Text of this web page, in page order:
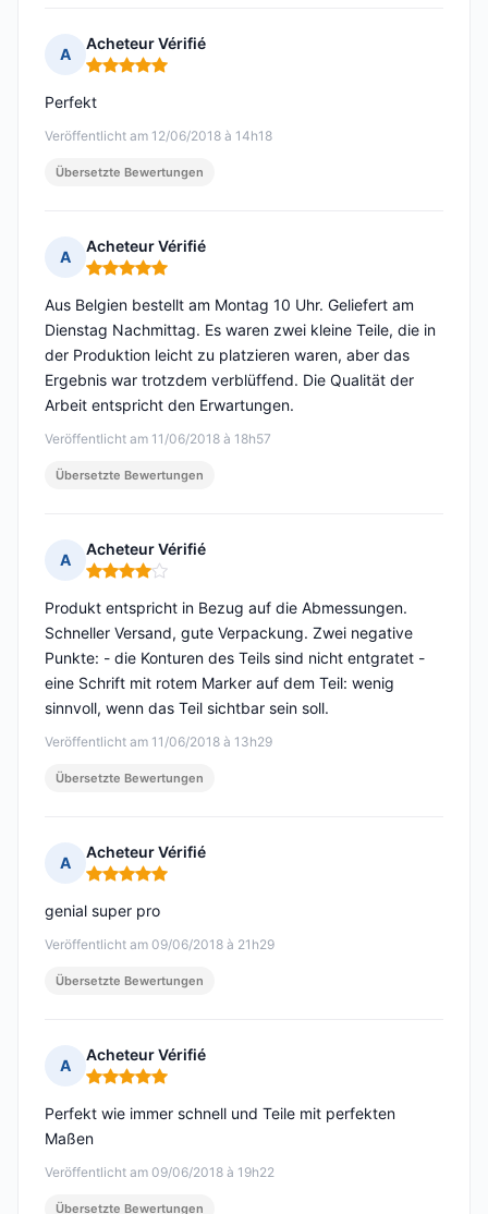
A
Acheteur Vérifié
Hinweis: 5 von 5
Veröffentlicht am 12/06/2018 à 14h18
Perfekt
Übersetzte Bewertungen
A
Acheteur Vérifié
Hinweis: 5 von 5
Veröffentlicht am 11/06/2018 à 18h57
Aus Belgien bestellt am Montag 10 Uhr. Geliefert am
Dienstag Nachmittag. Es waren zwei kleine Teile, die in
der Produktion leicht zu platzieren waren, aber das
Ergebnis war trotzdem verblüffend. Die Qualität der
Arbeit entspricht den Erwartungen.
Übersetzte Bewertungen
A
Acheteur Vérifié
Hinweis: 4 von 5
Veröffentlicht am 11/06/2018 à 13h29
Produkt entspricht in Bezug auf die Abmessungen.
Schneller Versand, gute Verpackung. Zwei negative
Punkte: - die Konturen des Teils sind nicht entgratet -
eine Schrift mit rotem Marker auf dem Teil: wenig
sinnvoll, wenn das Teil sichtbar sein soll.
Übersetzte Bewertungen
A
Acheteur Vérifié
Hinweis: 5 von 5
Veröffentlicht am 09/06/2018 à 21h29
genial super pro
Übersetzte Bewertungen
A
Acheteur Vérifié
Hinweis: 5 von 5
Veröffentlicht am 09/06/2018 à 19h22
Perfekt wie immer schnell und Teile mit perfekten
Maßen
Übersetzte Bewertungen